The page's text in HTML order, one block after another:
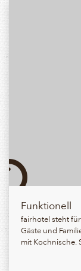
Funktionell
fairhotel steht
Gäste und
mit Kochnische.